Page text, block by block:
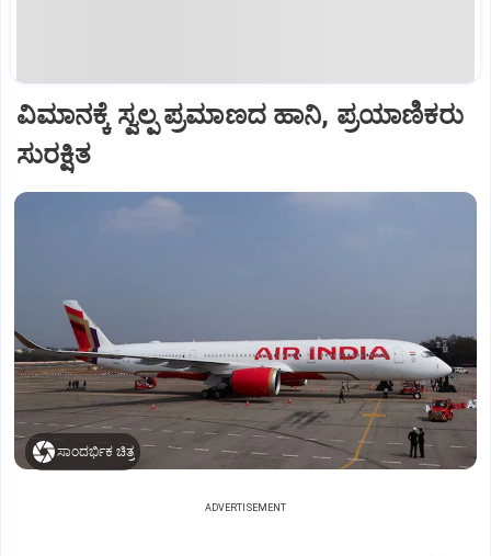
ವಿಮಾನಕ್ಕೆ ಸ್ವಲ್ಪ ಪ್ರಮಾಣದ ಹಾನಿ, ಪ್ರಯಾಣಿಕರು
ಸುರಕ್ಷಿತ
ಸಾಂದರ್ಭಿಕ ಚಿತ್ರ
ADVERTISEMENT